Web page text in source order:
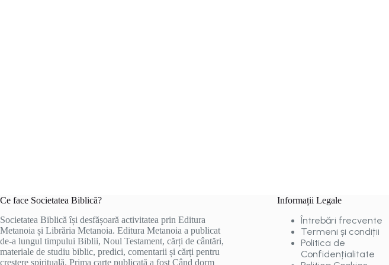
Ce face Societatea Biblică?
Societatea Biblică își desfășoară activitatea prin Editura
Metanoia și Librăria Metanoia. Editura Metanoia a publicat
de-a lungul timpului Biblii, Noul Testament, cărți de cântări,
materiale de studiu biblic, predici, comentarii și cărți pentru
creștere spirituală. Prima carte publicată a fost Când dorm
Informații Legale
Întrebări frecvente
Termeni și condiții
Politica de
Confidențialitate